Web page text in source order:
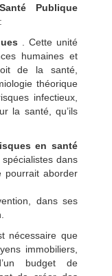
Publique
. Cette unité
humaines et
de la santé,
théorique
infectieux,
la santé, qu’ils
en santé
dans
pourrait aborder
dans ses
nécessaire que
immobiliers,
budget de